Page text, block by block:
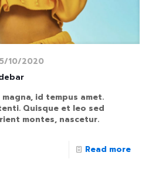
10/2020
id tempus amet.
Quisque et leo sed
montes, nascetur.
Read more